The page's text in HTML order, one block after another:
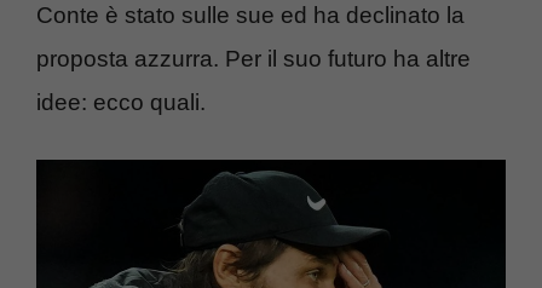
Conte è stato sulle sue ed ha declinato la
proposta azzurra. Per il suo futuro ha altre
idee: ecco quali.